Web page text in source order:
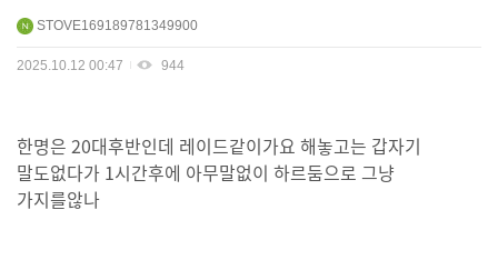
게 STOVE169189781349900
2025.10.12 00:47 944
한명은 20대후반인데 레이드같이가요 해놓고는 갑자기
말도없다가 1시간후에 아무말없이 하르둠으로 그냥
가지를않나